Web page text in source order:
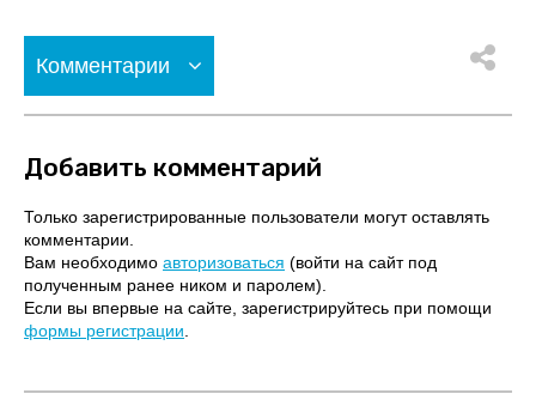
Комментарии
Добавить комментарий
Только зарегистрированные пользователи могут оставлять
комментарии.
Вам необходимо авторизоваться (войти на сайт под
полученным ранее ником и паролем).
Если вы впервые на сайте, зарегистрируйтесь при помощи
формы регистрации